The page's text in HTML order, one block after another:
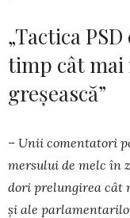
„Tactica
timp cât mai
greșească”
– Unii comentatori
mersului de melc în
dori prelungirea cât
și ale